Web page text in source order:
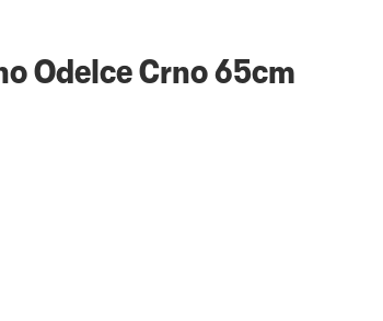
Odelce Crno 65cm